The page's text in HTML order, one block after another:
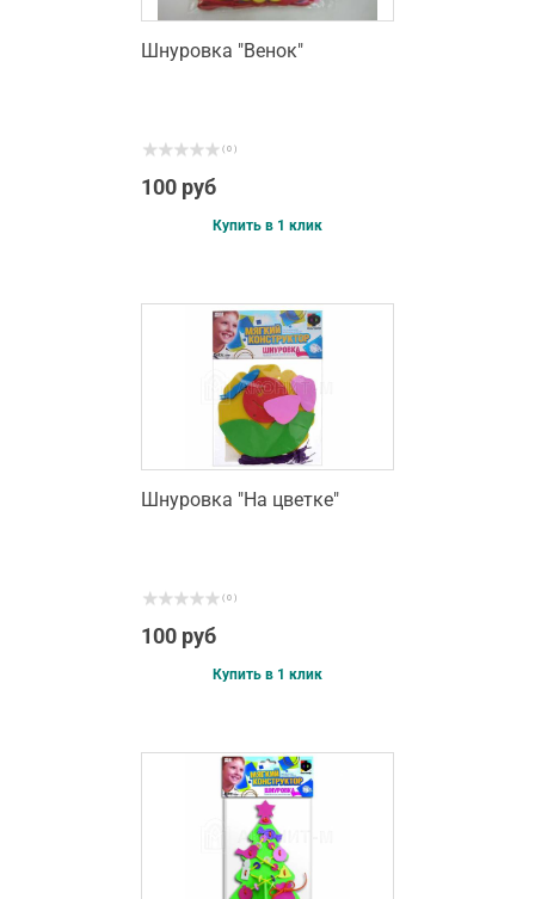
Шнуровка "Венок"
( 0 )
100 руб
Купить в 1 клик
Шнуровка "На цветке"
( 0 )
100 руб
Купить в 1 клик